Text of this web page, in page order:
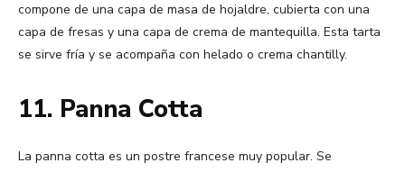
compone de una capa de masa de hojaldre, cubierta con una
capa de fresas y una capa de crema de mantequilla. Esta tarta
se sirve fría y se acompaña con helado o crema chantilly.
11. Panna Cotta
La panna cotta es un postre francese muy popular. Se